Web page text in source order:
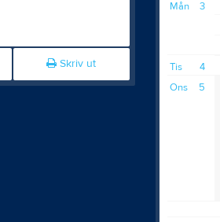
Skriv ut
3
Mån
4
Tis
5
Ons